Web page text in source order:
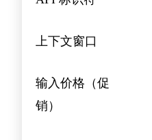
上下文窗口
输入价格（促
销）